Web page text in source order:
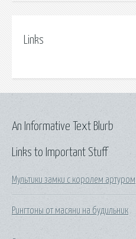
Links
Links to Important Stuff
Мультики замки с королем артуром
Рингтоны от масяни на будильник
An Informative Text Blurb